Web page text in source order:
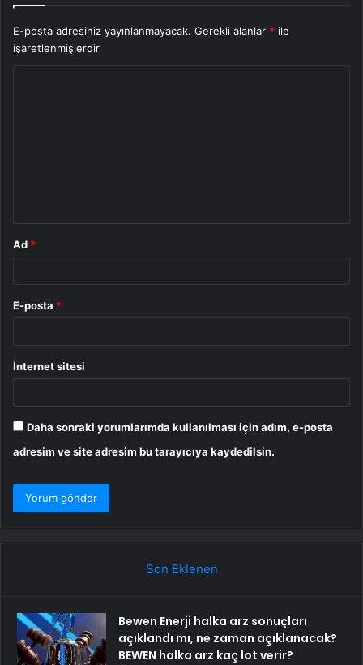
E-posta adresiniz yayınlanmayacak. Gerekli alanlar * ile
işaretlenmişlerdir
Ad *
E-posta *
İnternet sitesi
Daha sonraki yorumlarımda kullanılması için adım, e-posta
adresim ve site adresim bu tarayıcıya kaydedilsin.
Son Eklenen
Bewen Enerji halka arz sonuçları
açıklandı mı, ne zaman açıklanacak?
BEWEN halka arz kaç lot verir?